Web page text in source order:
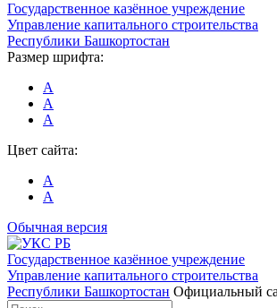
Государственное казённое учреждение
Управление капитального строительства
Республики Башкортостан
Размер шрифта:
А
А
А
Цвет сайта:
А
А
Обычная версия
Государственное казённое учреждение
Управление капитального строительства
Республики Башкортостан Официальный